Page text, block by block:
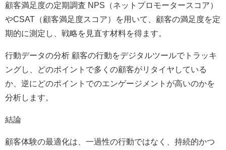
顧客満足度の定期調査 NPS（ネットプロモータースコア）
やCSAT（顧客満足度スコア）を用いて、顧客の満足度を定
期的に測定し、戦略を見直す材料を得ます。
行動データの分析 顧客の行動をデジタルツールでトラッキ
ングし、どのポイントで多くの顧客がリタイヤしている
か、逆にどのポイントでのエンゲージメントが高いのかを
分析します。
結論
顧客体験の最適化は、一過性の行動ではなく、持続的かつ